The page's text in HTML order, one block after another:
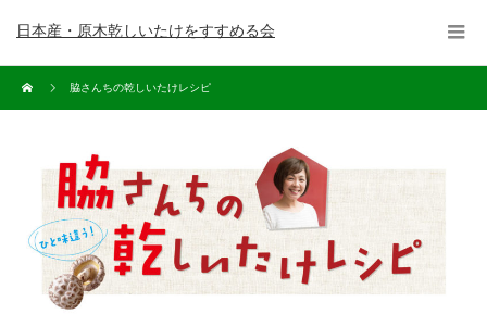
日本産・原木乾しいたけをすすめる会
脇さんちの乾しいたけレシピ